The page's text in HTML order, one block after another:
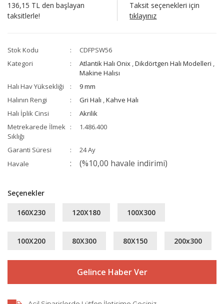
136,15 TL den başlayan
taksitlerle!
Taksit seçenekleri için
tıklayınız
Stok Kodu
CDFPSW56
Kategori
Atlantik Halı Onix ,Dikdörtgen Halı Modelleri ,
Makine Halısı
Halı Hav Yüksekliği
9 mm
Halının Rengi
Gri Halı ,Kahve Halı
Halı İplik Cinsi
Akrilik
Metrekarede İlmek
Sıklığı
1.486.400
Garanti Süresi
24 Ay
Havale
(%10,00 havale indirimi)
Seçenekler
160X230 120X180 100X300
100X200 80X300 80X150 200x300
Gelince Haber Ver